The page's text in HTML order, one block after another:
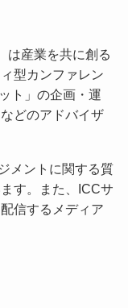
は産業を共に創る
型カンファレン
ト」の企画・運
どのアドバイザ
メントに関する質
す。また、ICCサ
信するメディア